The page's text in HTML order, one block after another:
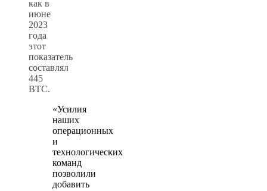
как в
июне
2023
года
этот
показатель
составлял
445
BTC.
«Усилия
наших
операционных
и
технологических
команд
позволили
добавить